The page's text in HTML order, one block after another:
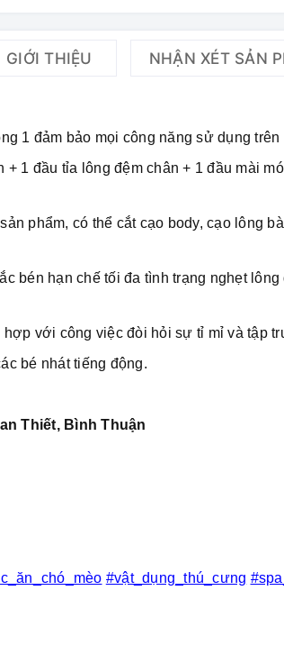
GIỚI THIỆU NHẬN XÉT SẢN
1 đảm bảo mọi công năng sử dụng trên
1 đầu tỉa lông đệm chân + 1 đầu mài
phẩm, có thể cắt cạo body, cạo lông
bén hạn chế tối đa tình trạng nghẹt
với công việc đòi hỏi sự tỉ mỉ và tập
bé nhát tiếng động.
Thiết, Bình Thuận
#vật_dụng_thú_cưng